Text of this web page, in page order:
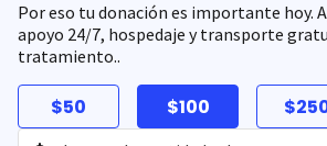
Por eso tu donación es importante hoy.
apoyo 24/7, hospedaje y transporte
tratamiento..
$50 $100